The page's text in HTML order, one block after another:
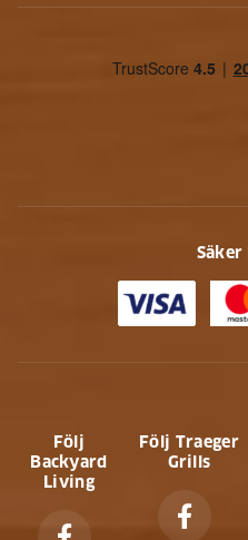
Säker
Följ
Backyard
Living
Följ Traeger
Grills